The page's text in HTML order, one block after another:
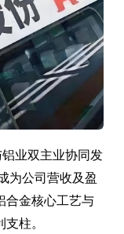
业双主业协同发
为公司营收及盈
合金核心工艺与
柱。